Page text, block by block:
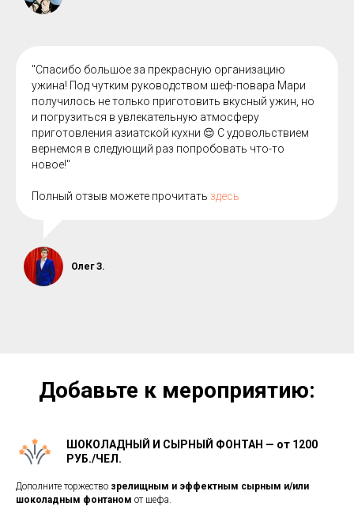
"Спасибо большое за прекрасную организацию
ужина! Под чутким руководством шеф-повара Мари
получилось не только приготовить вкусный ужин, но
и погрузиться в увлекательную атмосферу
приготовления азиатской кухни 😌 С удовольствием
вернемся в следующий раз попробовать что-то
новое!"
Полный отзыв можете прочитать здесь
Олег З.
Добавьте к мероприятию:
ШОКОЛАДНЫЙ И СЫРНЫЙ ФОНТАН — от 1200
РУБ./ЧЕЛ.
Дополните торжество зрелищным и эффектным сырным и/или
шоколадным фонтаном от шефа.